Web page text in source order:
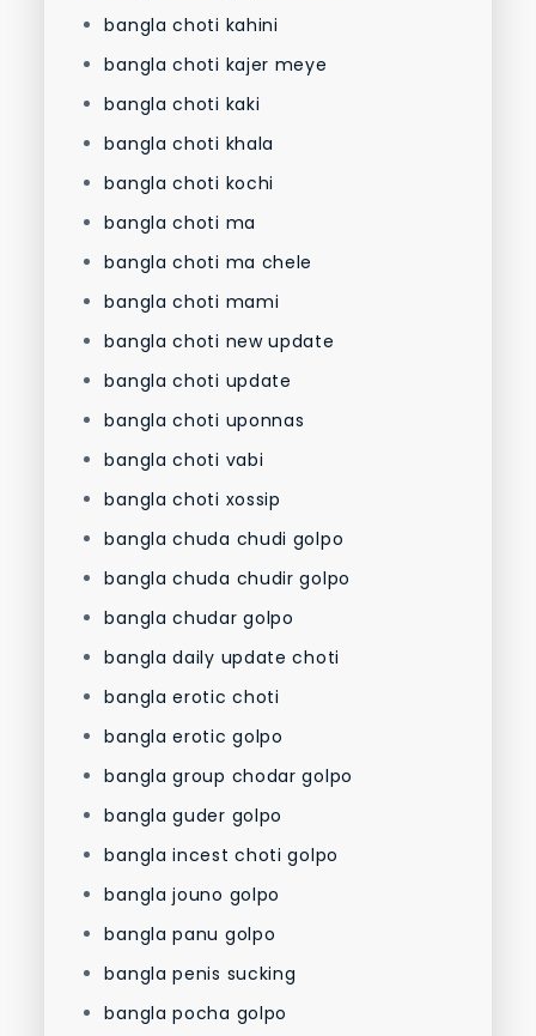
bangla choti kahini
bangla choti kajer meye
bangla choti kaki
bangla choti khala
bangla choti kochi
bangla choti ma
bangla choti ma chele
bangla choti mami
bangla choti new update
bangla choti update
bangla choti uponnas
bangla choti vabi
bangla choti xossip
bangla chuda chudi golpo
bangla chuda chudir golpo
bangla chudar golpo
bangla daily update choti
bangla erotic choti
bangla erotic golpo
bangla group chodar golpo
bangla guder golpo
bangla incest choti golpo
bangla jouno golpo
bangla panu golpo
bangla penis sucking
bangla pocha golpo